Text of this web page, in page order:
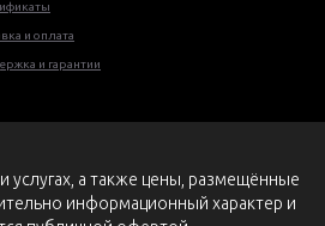
и оплата
и гарантии
услугах, а также цены, размещённые
информационный характер и